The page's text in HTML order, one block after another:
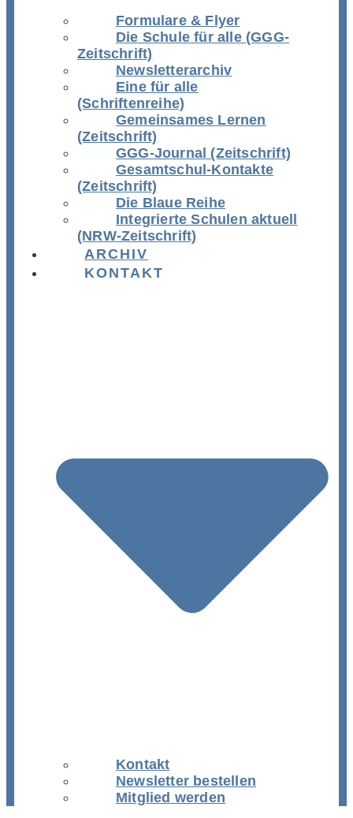
Formulare & Flyer
Die Schule für alle (GGG-
Zeitschrift)
Newsletterarchiv
Eine für alle
(Schriftenreihe)
Gemeinsames Lernen
(Zeitschrift)
GGG-Journal (Zeitschrift)
Gesamtschul-Kontakte
(Zeitschrift)
Die Blaue Reihe
Integrierte Schulen aktuell
(NRW-Zeitschrift)
ARCHIV
KONTAKT
Kontakt
Newsletter bestellen
Mitglied werden